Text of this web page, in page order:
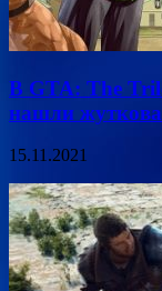
В GTA: The
нашли
15.11.2021